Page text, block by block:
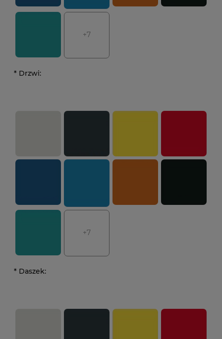
+7
* Drzwi:
+7
* Daszek: